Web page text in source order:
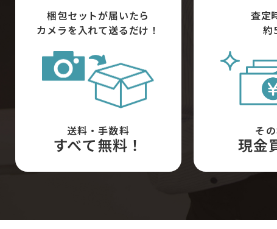
梱包セットが届いたら
カメラを入れて送るだけ！
送料・手数料
すべて無料！
査定
約
そ
現金